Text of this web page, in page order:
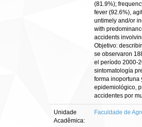
(81.9%);
fever (92.6%),
untimely and/or
with
accidents
Objetivo:
se observaron
el período 2000-
sintomatología
forma inoportuna
epidemiológico,
accidentes por
Unidade
Acadêmica:
Faculdade de